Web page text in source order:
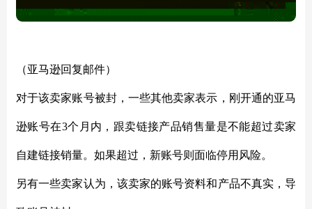
（亚马逊回复邮件）
对于该卖家账号被封，一些其他卖家表示，刚开通的亚马
逊账号在3个月内，跟卖链接产品销售量是不能超过卖家
自建链接销量。如果超过，新账号则面临停用风险。
另有一些卖家认为，该卖家的账号资料和产品不真实，导